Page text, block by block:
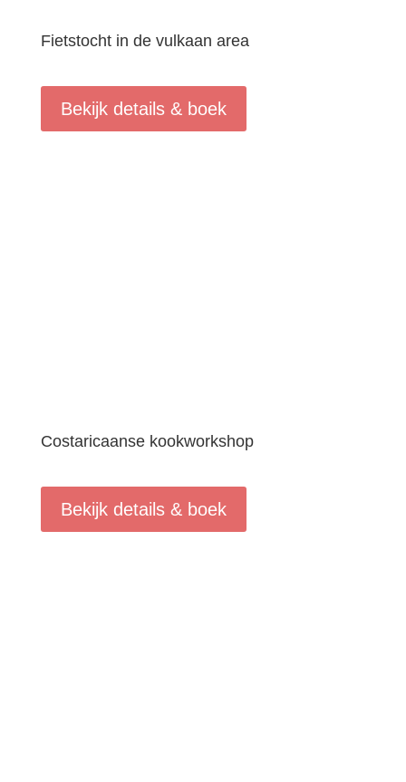
Fietstocht in de vulkaan area
Bekijk details & boek
Costaricaanse kookworkshop
Bekijk details & boek